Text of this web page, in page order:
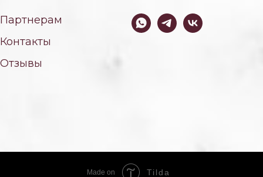
Партнерам
Контакты
Отзывы
Made on Tilda